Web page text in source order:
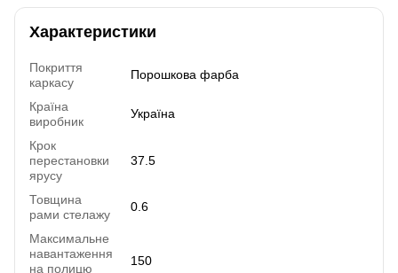
Характеристики
Покриття
каркасу
Порошкова фарба
Країна
виробник
Україна
Крок
перестановки
ярусу
37.5
Товщина
рами стелажу
0.6
Максимальне
навантаження
на полицю
150